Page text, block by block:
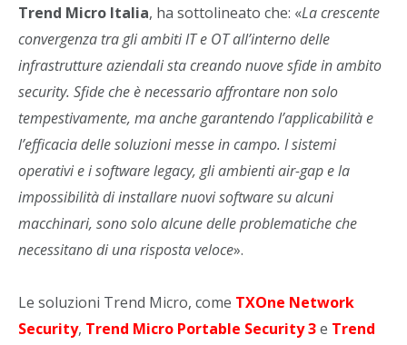
Trend Micro Italia, ha sottolineato che: «La crescente
convergenza tra gli ambiti IT e OT all’interno delle
infrastrutture aziendali sta creando nuove sfide in ambito
security. Sfide che è necessario affrontare non solo
tempestivamente, ma anche garantendo l’applicabilità e
l’efficacia delle soluzioni messe in campo. I sistemi
operativi e i software legacy, gli ambienti air-gap e la
impossibilità di installare nuovi software su alcuni
macchinari, sono solo alcune delle problematiche che
necessitano di una risposta veloce».
Le soluzioni Trend Micro, come TXOne Network
Security, Trend Micro Portable Security 3e Trend